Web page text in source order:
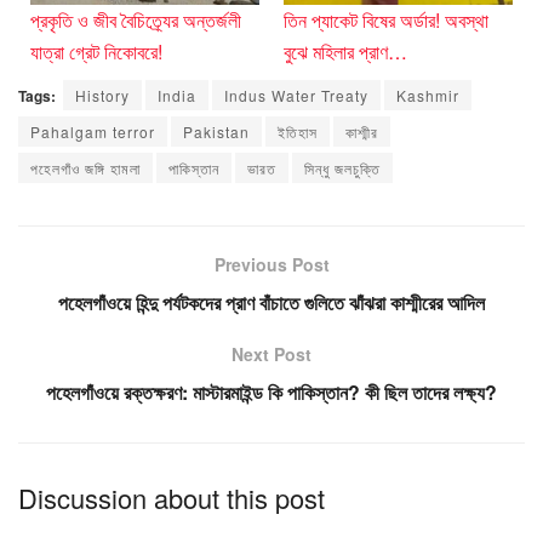
প্রকৃতি ও জীব বৈচিত্র্যের অন্তর্জলী
যাত্রা গ্রেট নিকোবরে!
তিন প্যাকেট বিষের অর্ডার! অবস্থা
বুঝে মহিলার প্রাণ…
Tags: History India Indus Water Treaty
Kashmir
Pahalgam terror
Pakistan ইতিহাস
কাশ্মীর
পহেলগাঁও জঙ্গি হামলা
পাকিস্তান ভারত সিন্ধু জলচুক্তি
Previous Post
পহেলগাঁওয়ে হিন্দু পর্যটকদের প্রাণ বাঁচাতে গুলিতে ঝাঁঝরা কাশ্মীরের আদিল
Next Post
পহেলগাঁওয়ে রক্তক্ষরণ: মাস্টারমাইন্ড কি পাকিস্তান? কী ছিল তাদের লক্ষ্য?
Discussion about this post